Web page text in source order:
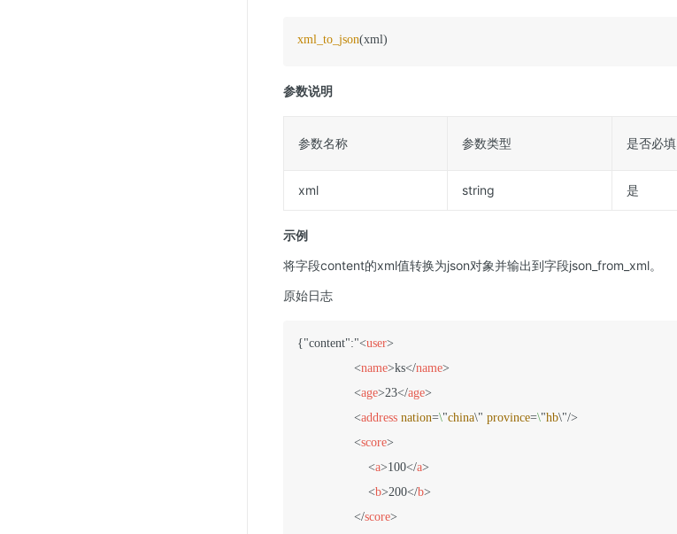
xml_to_json
参数说明
参数名称 参数类型 是否必填
xml string 是
示例
将字段content的xml值转换为json对象并输出到字段json_from_xml。
原始日志
{"content":"<user>
<name>ks</name>
<age>23</age>
<address nation=\"china\" province=\"hb\"/>
<score>
<a>100</a>
<b>200</b>
</score>